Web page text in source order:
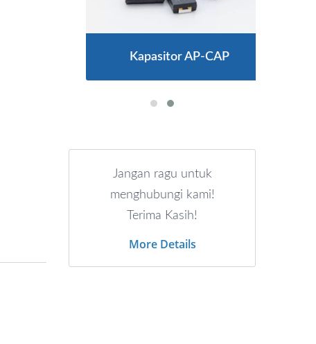
Kapasitor AP-CAP
Jangan ragu untuk
menghubungi kami!
Terima Kasih!
More Details